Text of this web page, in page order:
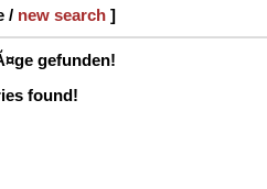
/ new search ]
gefunden!
found!